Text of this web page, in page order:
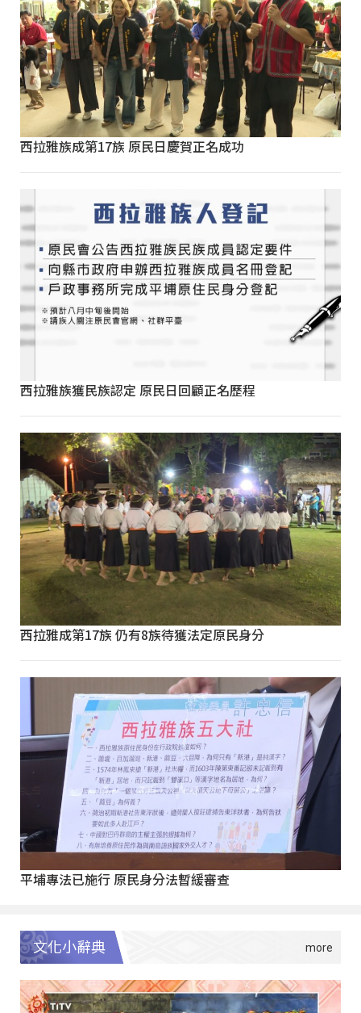
西拉雅族成第17族 原民日慶賀正名成功
西拉雅族獲民族認定 原民日回顧正名歷程
西拉雅成第17族 仍有8族待獲法定原民身分
平埔專法已施行 原民身分法暫緩審查
文化小辭典